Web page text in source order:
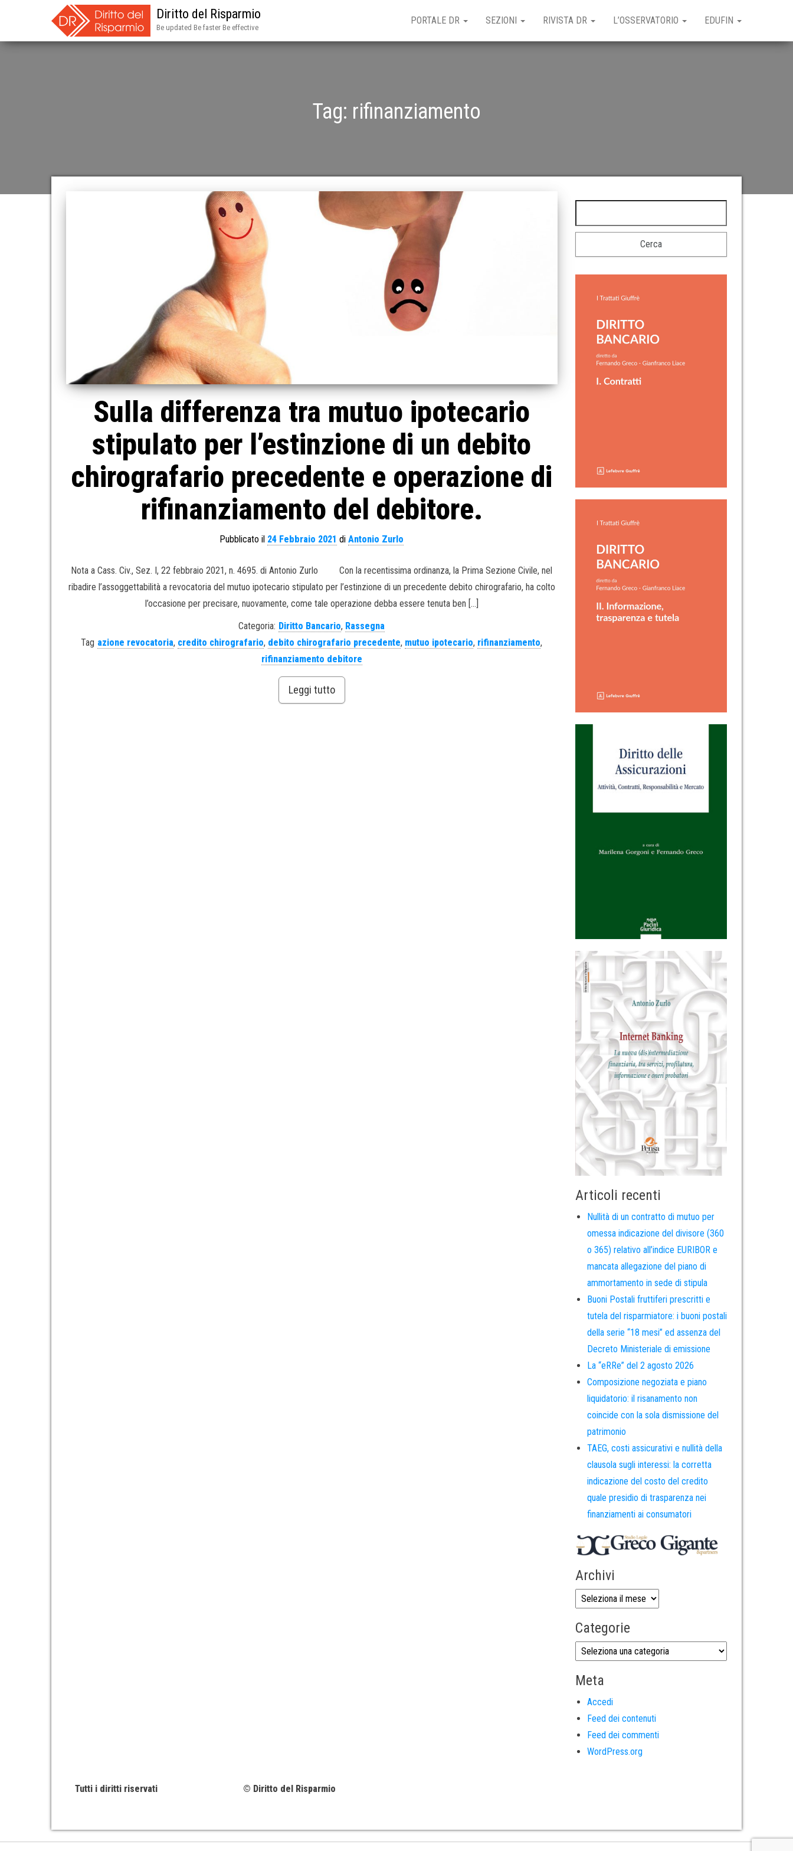
Diritto del Risparmio
Be updated Be faster Be effective
PORTALE DR SEZIONI RIVISTA DR L’OSSERVATORIO EDUFIN
Tag: rifinanziamento
Sulla differenza tra mutuo ipotecario
stipulato per l’estinzione di un debito
chirografario precedente e operazione di
rifinanziamento del debitore.
Pubblicato il 24 Febbraio 2021 diAntonio Zurlo
Nota a Cass. Civ., Sez. I, 22 febbraio 2021, n. 4695. di Antonio Zurlo Con la recentissima ordinanza, la Prima Sezione Civile, nel
ribadire l’assoggettabilità a revocatoria del mutuo ipotecario stipulato per l’estinzione di un precedente debito chirografario, ha colto
l’occasione per precisare, nuovamente, come tale operazione debba essere tenuta ben […]
Categoria: Diritto Bancario, Rassegna
Tag azione revocatoria, credito chirografario, debito chirografario precedente, mutuo ipotecario, rifinanziamento,
rifinanziamento debitore
Leggi tutto
Articoli recenti
Nullità di un contratto di mutuo per
omessa indicazione del divisore (360
o 365) relativo all’indice EURIBOR e
mancata allegazione del piano di
ammortamento in sede di stipula
Buoni Postali fruttiferi prescritti e
tutela del risparmiatore: i buoni postali
della serie “18 mesi” ed assenza del
Decreto Ministeriale di emissione
La “eRRe” del 2 agosto 2026
Composizione negoziata e piano
liquidatorio: il risanamento non
coincide con la sola dismissione del
patrimonio
TAEG, costi assicurativi e nullità della
clausola sugli interessi: la corretta
indicazione del costo del credito
quale presidio di trasparenza nei
finanziamenti ai consumatori
Archivi
Categorie
Meta
Accedi
Feed dei contenuti
Feed dei commenti
WordPress.org
Tutti i diritti riservati © Diritto del Risparmio